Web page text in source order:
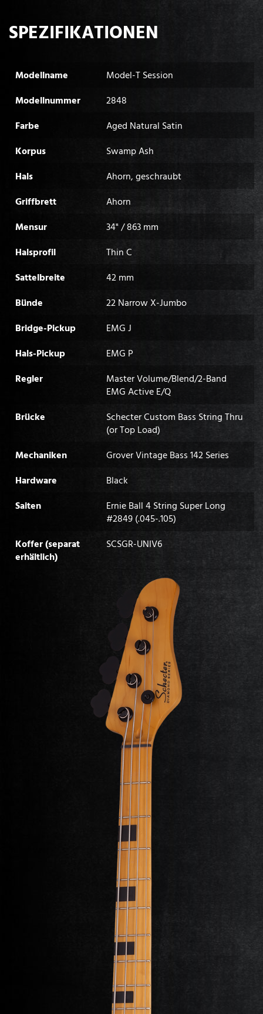
SPEZIFIKATIONEN
Modellname
Model-T Session
Modellnummer
2848
Farbe
Aged Natural Satin
Korpus
Swamp Ash
Hals
Ahorn, geschraubt
Griffbrett
Ahorn
Mensur
34" / 863 mm
Halsprofil
Thin C
Sattelbreite
42 mm
Bünde
22 Narrow X-Jumbo
Bridge-Pickup
EMG J
Hals-Pickup
EMG P
Regler
Master Volume/Blend/2-Band
EMG Active E/Q
Brücke
Schecter Custom Bass String Thru
(or Top Load)
Mechaniken
Grover Vintage Bass 142 Series
Hardware
Black
Saiten
Ernie Ball 4 String Super Long
#2849 (.045-.105)
Koffer (separat
erhältlich)
SCSGR-UNIV6